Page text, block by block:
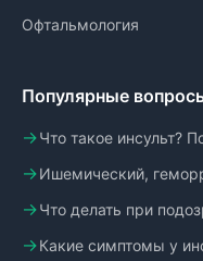
Офтальмология
Популярные
Что такое инсульт?
Ишемический,
Что делать при
Какие симптомы у